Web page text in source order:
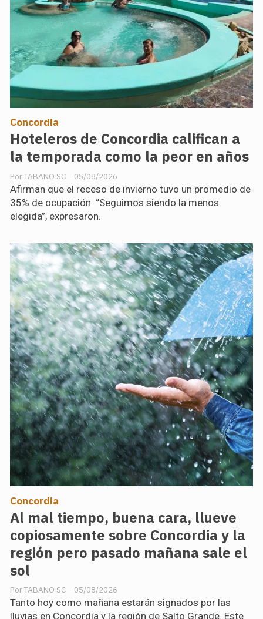
Hoteleros de Concordia califican a
la temporada como la peor en años
TABANO SC
Concordia
05/08/2026
Afirman que el receso de invierno tuvo un promedio de
35% de ocupación. “Seguimos siendo la menos
elegida”, expresaron.
Al mal tiempo, buena cara, llueve
copiosamente sobre Concordia y la
región pero pasado mañana sale el
sol
TABANO SC
Concordia
05/08/2026
Tanto hoy como mañana estarán signados por las
lluvias en Concordia y la región de Salto Grande. Este